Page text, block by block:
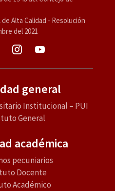
Alta Calidad - Resolución
del 2021
general
Institucional – PUI
General
académica
pecuniarios
Docente
Académico